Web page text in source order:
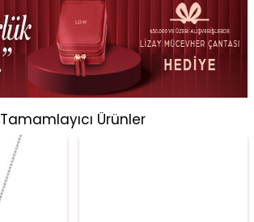
Tamamlayıcı Ürünler